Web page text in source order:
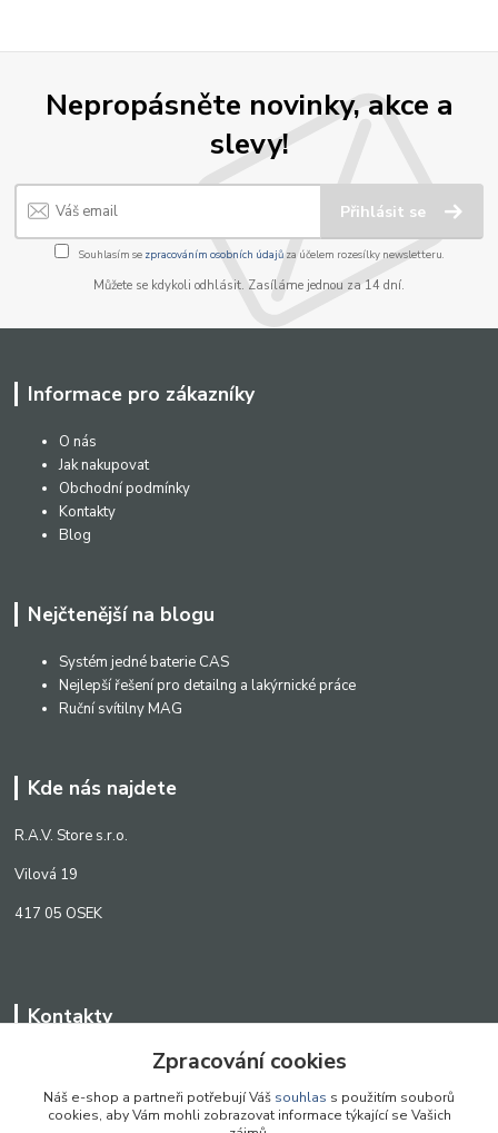
Nepropásněte novinky, akce a
slevy!
Přihlásit se
Souhlasím se zpracováním osobních údajůza účelem rozesílky newsletteru.
Můžete se kdykoli odhlásit. Zasíláme jednou za 14 dní.
Informace pro zákazníky
O nás
Jak nakupovat
Obchodní podmínky
Kontakty
Blog
Nejčtenější na blogu
Systém jedné baterie CAS
Nejlepší řešení pro detailng a lakýrnické práce
Ruční svítilny MAG
Kde nás najdete
R.A.V. Store s.r.o.
Vilová 19
417 05 OSEK
Kontakty
+420 776 242 909
Zpracování cookies
Náš e-shop a partneři potřebují Váš souhlas s použitím souborů
cookies, aby Vám mohli zobrazovat informace týkající se Vašich